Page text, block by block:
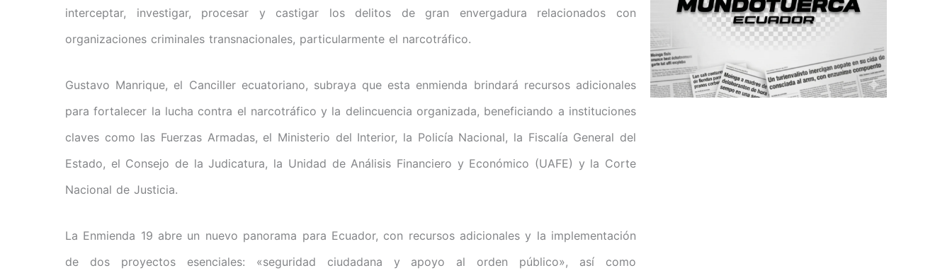
interceptar, investigar, procesar y castigar los delitos de gran envergadura relacionados con
organizaciones criminales transnacionales, particularmente el narcotráfico.
Gustavo Manrique, el Canciller ecuatoriano, subraya que esta enmienda brindará recursos adicionales
para fortalecer la lucha contra el narcotráfico y la delincuencia organizada, beneficiando a instituciones
claves como las Fuerzas Armadas, el Ministerio del Interior, la Policía Nacional, la Fiscalía General del
Estado, el Consejo de la Judicatura, la Unidad de Análisis Financiero y Económico (UAFE) y la Corte
Nacional de Justicia.
La Enmienda 19 abre un nuevo panorama para Ecuador, con recursos adicionales y la implementación
de dos proyectos esenciales: «seguridad ciudadana y apoyo al orden público», así como